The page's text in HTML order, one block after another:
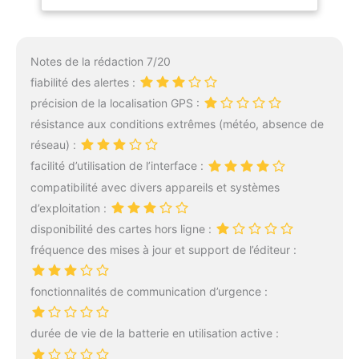
envoie une notification
d'une seconde, faisant
fuir les intrus en panique.
【Vision Nocturne
Couleur&Audio
Bidirectionnel】La camera
d'une vision nocturne
couleur à niveau étoilé,
capable de basculer
automatiquement en
mode pleine couleur.
Même dans des
environnements à faible
obscurs, elle éclaire
et affiche des images en
Compagnie IP
Life, 2.4 GHz WiFi
° pour que vous puissiez
maison. Cette caméra de
surveillance WLAN est
alimentée par un câble
uniquement avec le WIFI
Outdoor est équipée de
lumières LED infrarouges
qui passent en mode de
vision nocturne
intelligente jusqu'à une
distance de 15 mètres.
dans n'importe quel
La caméra Wifi est dotée
Notes de la rédaction 7/20
fiabilité des alertes :
précision de la localisation GPS :
résistance aux conditions extrêmes (météo, absence de
réseau) :
facilité d’utilisation de l’interface :
compatibilité avec divers appareils et systèmes
d’exploitation :
disponibilité des cartes hors ligne :
fréquence des mises à jour et support de l’éditeur :
fonctionnalités de communication d’urgence :
durée de vie de la batterie en utilisation active :